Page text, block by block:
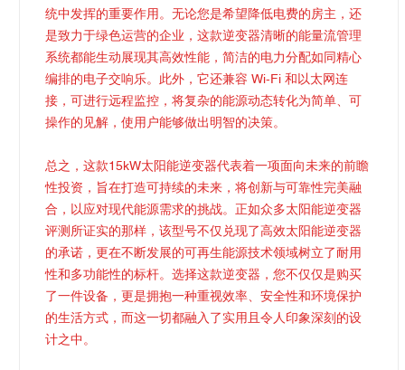
统中发挥的重要作用。无论您是希望降低电费的房主，还
是致力于绿色运营的企业，这款逆变器清晰的能量流管理
系统都能生动展现其高效性能，简洁的电力分配如同精心
编排的电子交响乐。此外，它还兼容 Wi-Fi 和以太网连
接，可进行远程监控，将复杂的能源动态转化为简单、可
操作的见解，使用户能够做出明智的决策。
总之，这款15kW太阳能逆变器代表着一项面向未来的前瞻
性投资，旨在打造可持续的未来，将创新与可靠性完美融
合，以应对现代能源需求的挑战。正如众多太阳能逆变器
评测所证实的那样，该型号不仅兑现了高效太阳能逆变器
的承诺，更在不断发展的可再生能源技术领域树立了耐用
性和多功能性的标杆。选择这款逆变器，您不仅仅是购买
了一件设备，更是拥抱一种重视效率、安全性和环境保护
的生活方式，而这一切都融入了实用且令人印象深刻的设
计之中。